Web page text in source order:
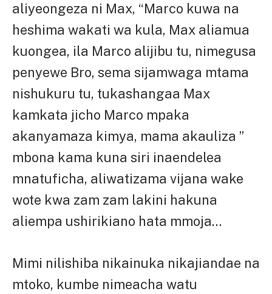
aliyeongeza ni Max, “Marco kuwa na
heshima wakati wa kula, Max aliamua
kuongea, ila Marco alijibu tu, nimegusa
penyewe Bro, sema sijamwaga mtama
nishukuru tu, tukashangaa Max
kamkata jicho Marco mpaka
akanyamaza kimya, mama akauliza ”
mbona kama kuna siri inaendelea
mnatuficha, aliwatizama vijana wake
wote kwa zam zam lakini hakuna
aliempa ushirikiano hata mmoja…
Mimi nilishiba nikainuka nikajiandae na
mtoko, kumbe nimeacha watu